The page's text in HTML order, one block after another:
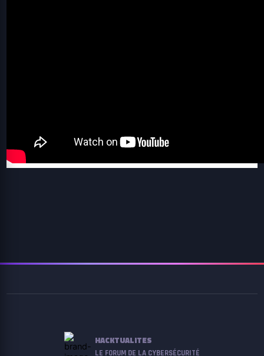
HACKTUALITES
LE FORUM DE LA CYBERSÉCURITÉ